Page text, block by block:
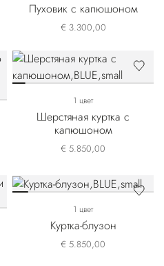
Пуховик с капюшоном
€ 3.300,00
1 цвет
Шерстяная куртка с
капюшоном
€ 5.850,00
1 цвет
Куртка-блузон
€ 5.850,00